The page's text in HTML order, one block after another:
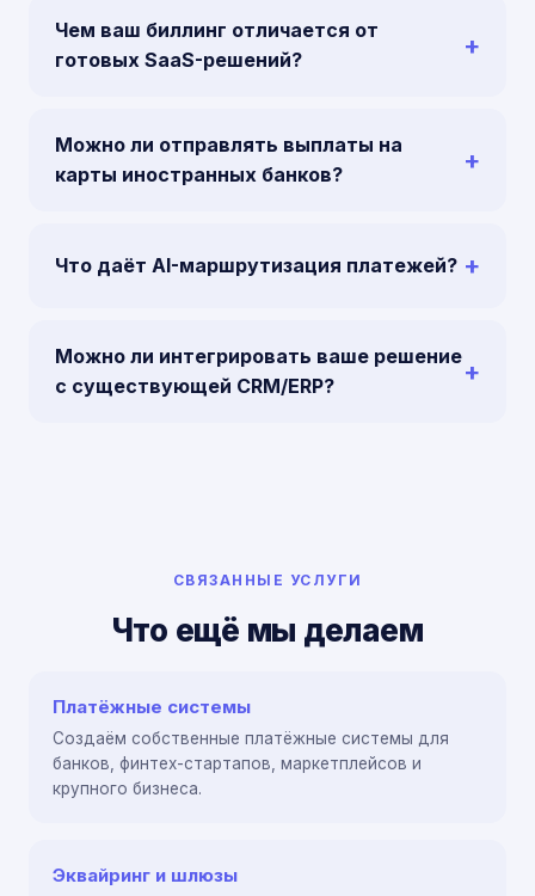
Чем ваш биллинг отличается от
готовых SaaS-решений?
Можно ли отправлять выплаты на
карты иностранных банков?
Что даёт AI-маршрутизация платежей?
Можно ли интегрировать ваше решение
с существующей CRM/ERP?
СВЯЗАННЫЕ УСЛУГИ
Что ещё мы делаем
Платёжные системы
Создаём собственные платёжные системы для
банков, финтех-стартапов, маркетплейсов и
крупного бизнеса.
Эквайринг и шлюзы